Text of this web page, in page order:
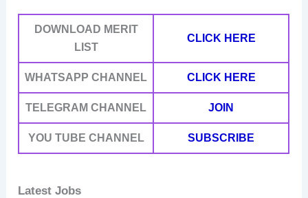
DOWNLOAD MERIT
LIST
CLICK HERE
WHATSAPP CHANNEL CLICK HERE
TELEGRAM CHANNEL JOIN
YOU TUBE CHANNEL SUBSCRIBE
Latest Jobs